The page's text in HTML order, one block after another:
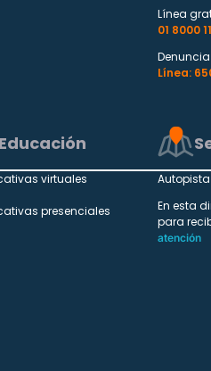
Línea
01 8000
Línea:
virtuales
presenciales
En esta
para
atención